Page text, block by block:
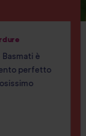
Basmati è
perfetto